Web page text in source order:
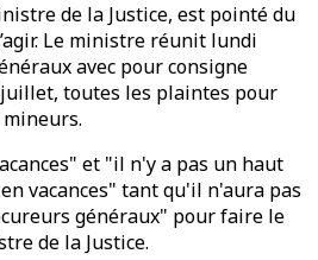
de la Justice, est pointé du
Le ministre réunit lundi
avec pour consigne
juillet, toutes les plaintes pour
et "il n'y a pas un haut
vacances" tant qu'il n'aura pas
généraux" pour faire le
de la Justice.